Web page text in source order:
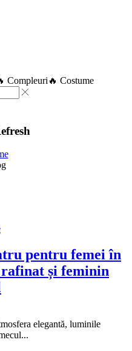
Compleuri 🔥 Costume
pentru femei în
și feminin
elegantă, luminile